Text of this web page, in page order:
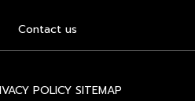
Contact us
POLICY SITEMAP